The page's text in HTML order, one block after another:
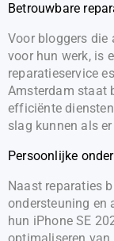
Betrouwbare
Voor bloggers
voor hun werk, is
reparatieservice
Amsterdam staat
efficiënte
slag kunnen als
Persoonlijke
Naast reparaties
ondersteuning en
hun iPhone SE